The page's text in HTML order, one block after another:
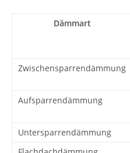
Dämmart
Zwischensparrendämmung
Aufsparrendämmung
Untersparrendämmung